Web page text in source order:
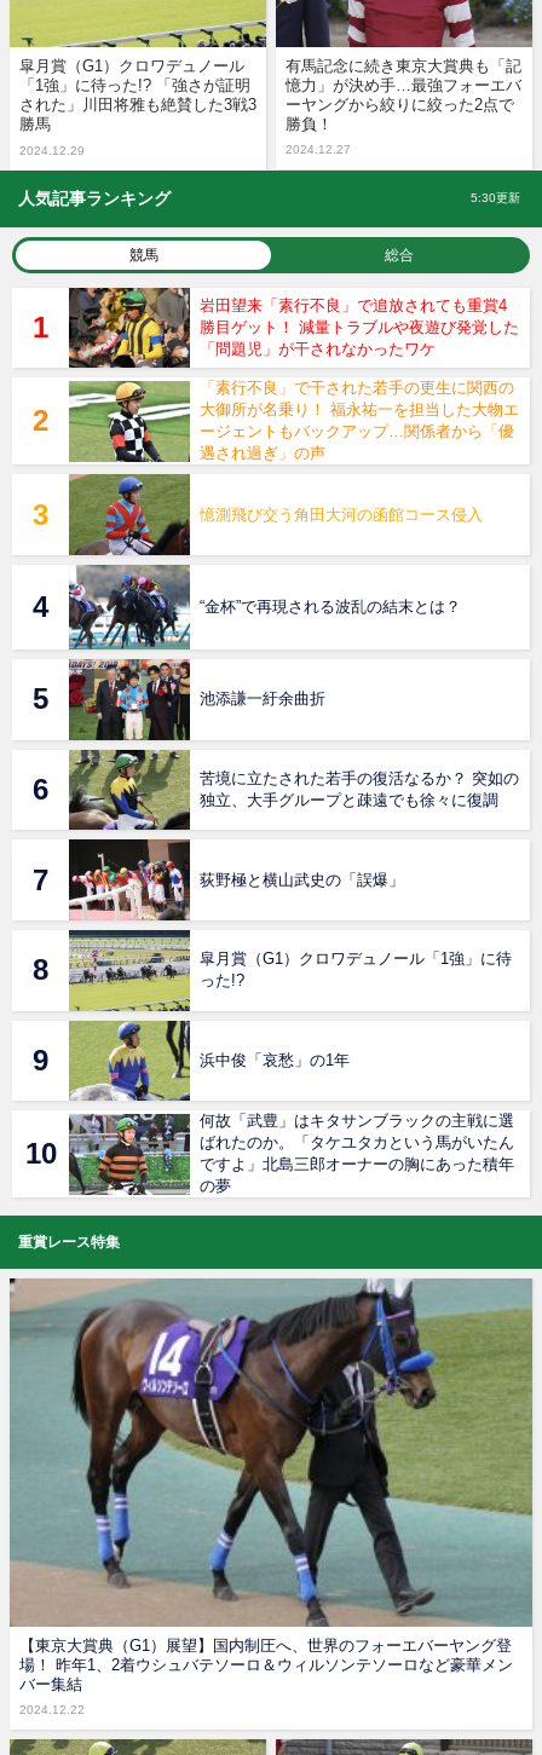
皐月賞（G1）クロワデュノール
「1強」に待った!? 「強さが証明
された」川田将雅も絶賛した3戦3
勝馬
2024.12.29
有馬記念に続き東京大賞典も「記
憶力」が決め手…最強フォーエバ
ーヤングから絞りに絞った2点で
勝負！
2024.12.27
人気記事ランキング 5:30更新
競馬 総合
岩田望来「素行不良」で追放されても重賞4
勝目ゲット！ 減量トラブルや夜遊び発覚した
「問題児」が干されなかったワケ
「素行不良」で干された若手の更生に関西の
大御所が名乗り！ 福永祐一を担当した大物エ
ージェントもバックアップ…関係者から「優
遇され過ぎ」の声
憶測飛び交う角田大河の函館コース侵入
“金杯”で再現される波乱の結末とは？
池添謙一紆余曲折
苦境に立たされた若手の復活なるか？ 突如の
独立、大手グループと疎遠でも徐々に復調
荻野極と横山武史の「誤爆」
皐月賞（G1）クロワデュノール「1強」に待
った!?
浜中俊「哀愁」の1年
何故「武豊」はキタサンブラックの主戦に選
ばれたのか。「タケユタカという馬がいたん
ですよ」北島三郎オーナーの胸にあった積年
の夢
重賞レース特集
【東京大賞典（G1）展望】国内制圧へ、世界のフォーエバーヤング登
場！ 昨年1、2着ウシュバテソーロ＆ウィルソンテソーロなど豪華メン
バー集結
2024.12.22